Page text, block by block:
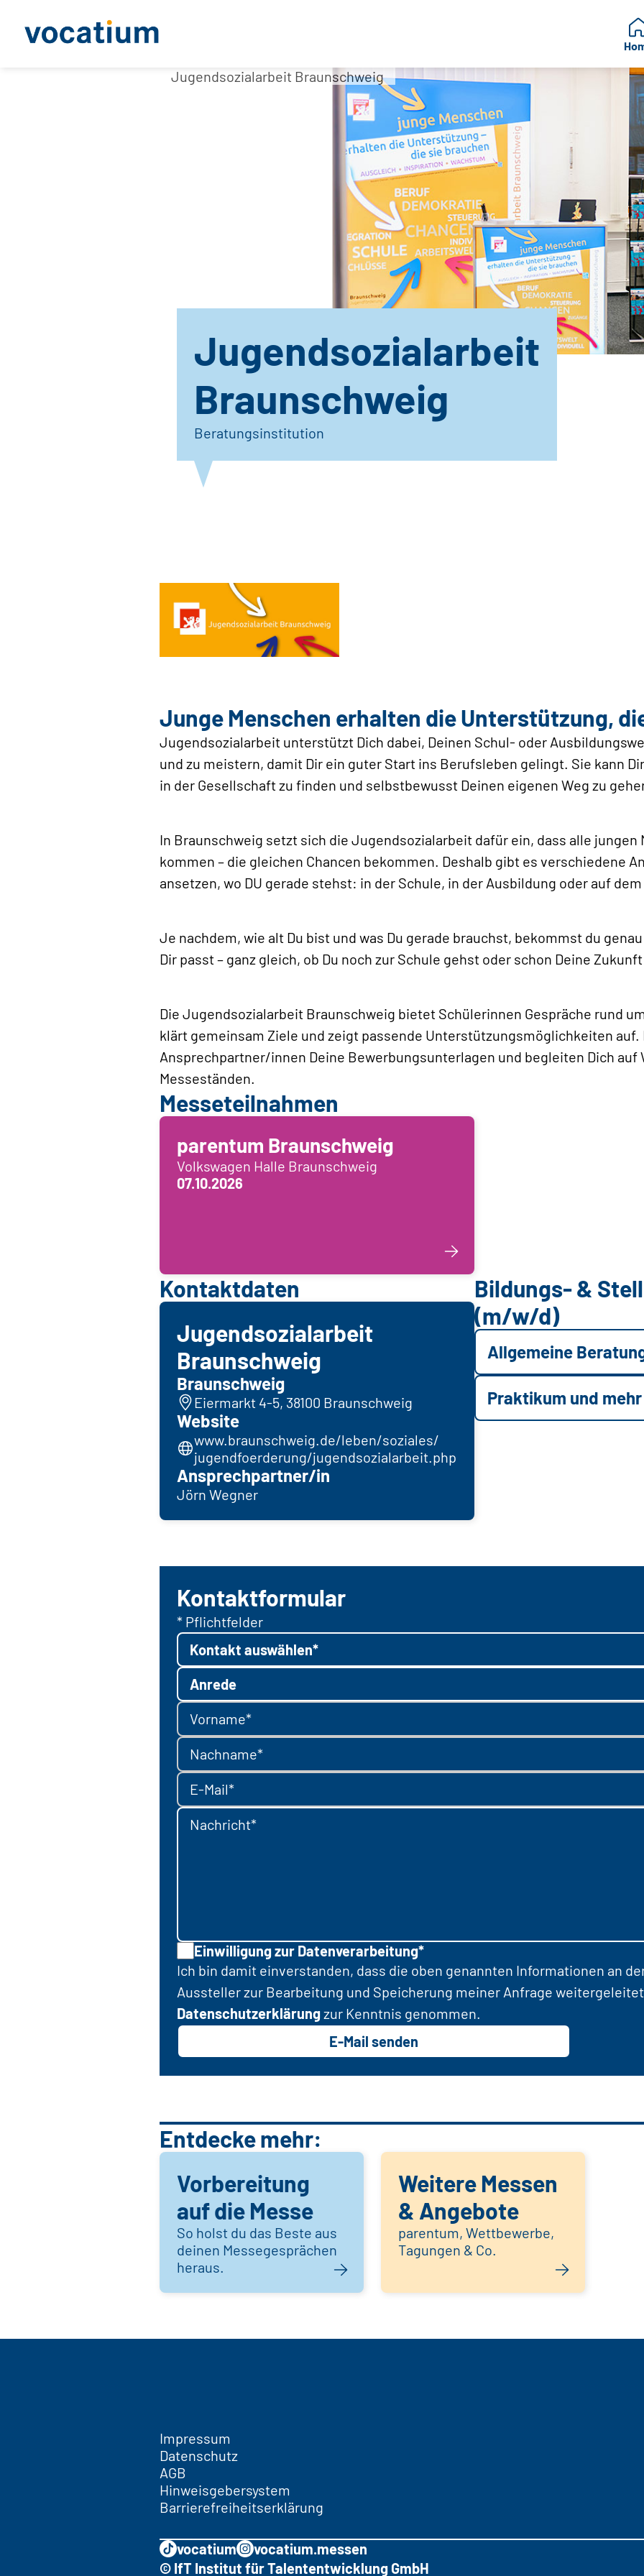
Jugendsozialarbeit Braunschweig
Jugendsozialarbeit
Braunschweig
Beratungsinstitution
Junge Menschen erhalten die Unterstützung,
Jugendsozialarbeit unterstützt Dich dabei, Deinen Schul- oder
und zu meistern, damit Dir ein guter Start ins Berufsleben gelingt. Sie kann
in der Gesellschaft zu finden und selbstbewusst Deinen eigenen Weg zu
In Braunschweig setzt sich die Jugendsozialarbeit dafür ein, dass alle jungen
kommen – die gleichen Chancen bekommen. Deshalb gibt es verschiedene
ansetzen, wo DU gerade stehst: in der Schule, in der Ausbildung oder auf
Je nachdem, wie alt Du bist und was Du gerade brauchst, bekommst du
Dir passt – ganz gleich, ob Du noch zur Schule gehst oder schon Deine
Die Jugendsozialarbeit Braunschweig bietet Schülerinnen Gespräche rund
klärt gemeinsam Ziele und zeigt passende Unterstützungsmöglichkeiten
Ansprechpartner/innen Deine Bewerbungsunterlagen und begleiten Dich auf
Messeständen.
Messeteilnahmen
parentum Braunschweig
Volkswagen Halle Braunschweig
07.10.2026
Kontaktdaten
Jugendsozialarbeit
Braunschweig
Braunschweig
Eiermarkt 4-5, 38100 Braunschweig
Website
www.braunschweig.de/leben/soziales/
jugendfoerderung/jugendsozialarbeit.php
Ansprechpartner/in
Jörn Wegner
Bildungs- &
(m/w/d)
Allgemeine
Praktikum und mehr
Kontaktformular
* Pflichtfelder
Kontakt auswählen*
Anrede
Vorname*
Nachname*
E-Mail*
Nachricht*
Einwilligung zur Datenverarbeitung*
Ich bin damit einverstanden, dass die oben genannten Informationen an
Aussteller zur Bearbeitung und Speicherung meiner Anfrage
Datenschutzerklärungzur Kenntnis genommen.
E-Mail senden
Entdecke mehr:
Vorbereitung
auf die Messe
So holst du das Beste aus
deinen Messegesprächen
heraus.
Weitere Messen
& Angebote
parentum, Wettbewerbe,
Tagungen & Co.
Impressum
Datenschutz
AGB
Hinweisgebersystem
Barrierefreiheitserklärung
vocatium
vocatium.messen
© IfT Institut für Talententwicklung GmbH